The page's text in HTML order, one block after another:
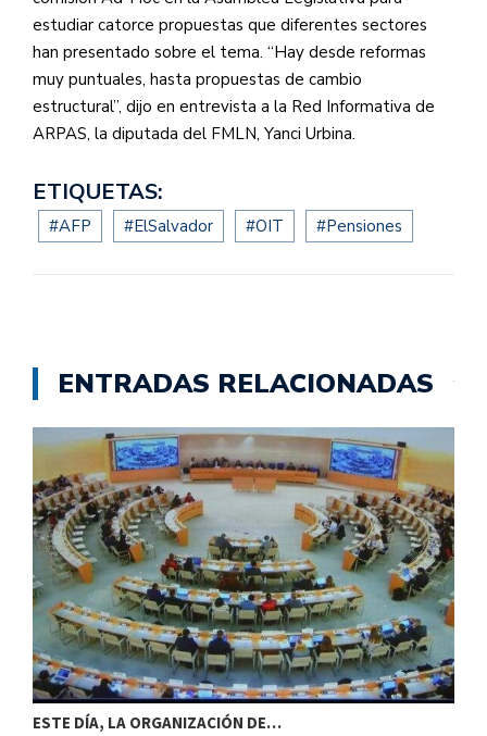
estudiar catorce propuestas que diferentes sectores
han presentado sobre el tema. “Hay desde reformas
muy puntuales, hasta propuestas de cambio
estructural”, dijo en entrevista a la Red Informativa de
ARPAS, la diputada del FMLN, Yanci Urbina.
ETIQUETAS:
#AFP #ElSalvador #OIT #Pensiones
ENTRADAS RELACIONADAS
ESTE DÍA, LA ORGANIZACIÓN DE…